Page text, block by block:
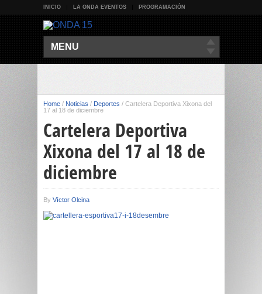
INICIO LA ONDA EVENTOS PROGRAMACIÓN
MENU
Home / Noticias / Deportes / Cartelera Deportiva Xixona del
17 al 18 de diciembre
Cartelera Deportiva
Xixona del 17 al 18 de
diciembre
By Víctor Olcina